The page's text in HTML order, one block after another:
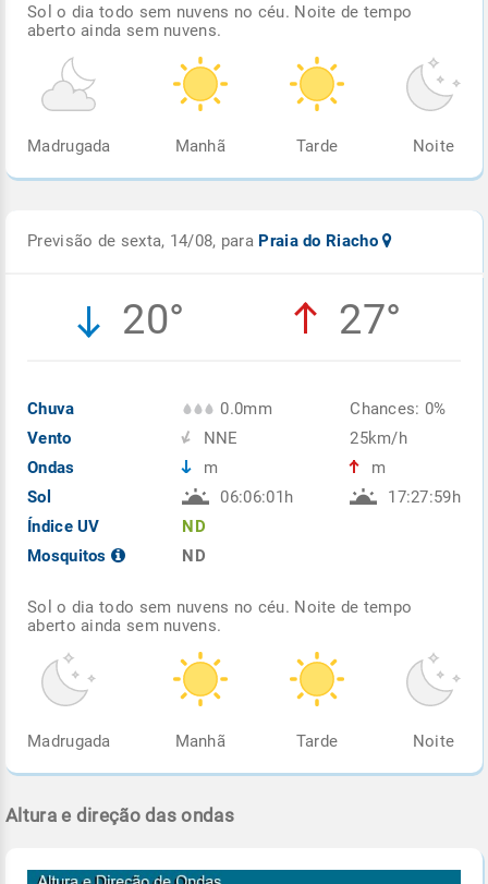
Sol o dia todo sem nuvens no céu. Noite de tempo
aberto ainda sem nuvens.
Madrugada Manhã Tarde Noite
Previsão de sexta, 14/08, para Praia do Riacho
20° 27°
Chuva
Vento
Ondas
Sol
Índice UV
Mosquitos
0.0mm
NNE
m
06:06:01h
ND
ND
Chances: 0%
25km/h
m
17:27:59h
Sol o dia todo sem nuvens no céu. Noite de tempo
aberto ainda sem nuvens.
Madrugada Manhã Tarde Noite
Altura e direção das ondas